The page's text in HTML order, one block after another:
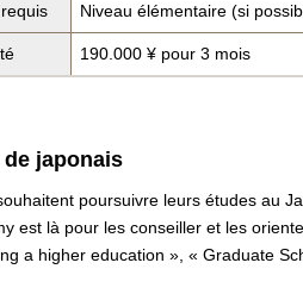
Niveau élémentaire (si
190.000 ¥ pour 3 mois
japonais
poursuivre leurs études au
est là pour les conseiller et les
a higher education », « Graduate